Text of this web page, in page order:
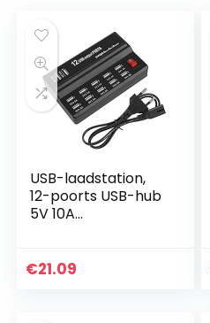
USB-laadstation,
12-poorts USB-hub
5V 10A
gezinsreizen met
€21.09